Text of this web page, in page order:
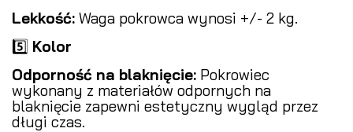
Lekkość: Waga pokrowca wynosi +/- 2 kg.
5️⃣ Kolor
Odporność na blaknięcie: Pokrowiec
wykonany z materiałów odpornych na
blaknięcie zapewni estetyczny wygląd przez
długi czas.